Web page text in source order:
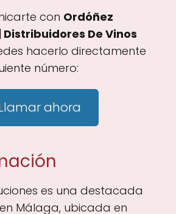
con Ordóñez
De Vinos
hacerlo directamente
número:
ahora
es una destacada
Málaga, ubicada en